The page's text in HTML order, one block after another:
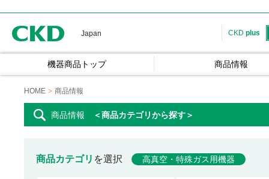
Japan CKD plus
機器商品トップ 商品情報
HOME 商品情報
商品情報 ＜商品カテゴリから探す＞
商品カテゴリ を選択 高真空・特殊ガス用機器